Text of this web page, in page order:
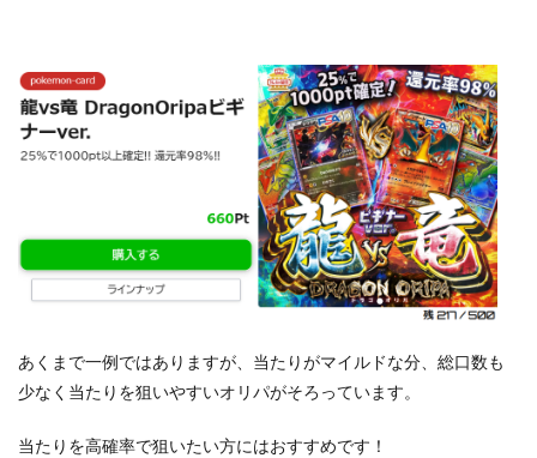
あくまで一例ではありますが、当たりがマイルドな分、総口数も
少なく当たりを狙いやすいオリパがそろっています。
当たりを高確率で狙いたい方にはおすすめです！